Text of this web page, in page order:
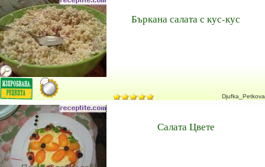
Бъркана салата с кус-кус
Djufka_Petkova
Салата Цвете